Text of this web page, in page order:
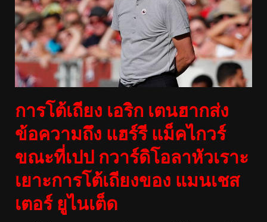
การโต้เถียง เอริก เตนฮากส่ง
ข้อความถึง แฮร์รี แม็คไกวร์
ขณะที่เปป กวาร์ดิโอลาหัวเราะ
เยาะการโต้เถียงของ แมนเชส
เตอร์ ยูไนเต็ด